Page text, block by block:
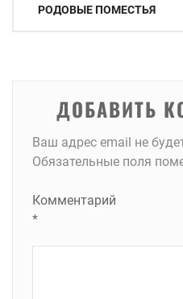
РОДОВЫЕ ПОМЕСТЬЯ
ДОБАВИТЬ
Ваш адрес email не
Обязательные поля
Комментарий
*